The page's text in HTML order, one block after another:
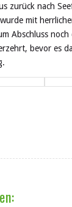
zurück nach
mit
Abschluss
bevor es